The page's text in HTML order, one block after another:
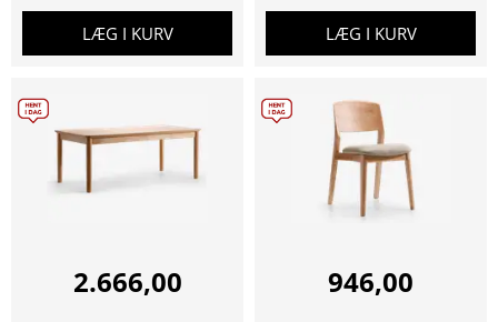
LÆG I KURV LÆG I KURV
2.666,00 946,00